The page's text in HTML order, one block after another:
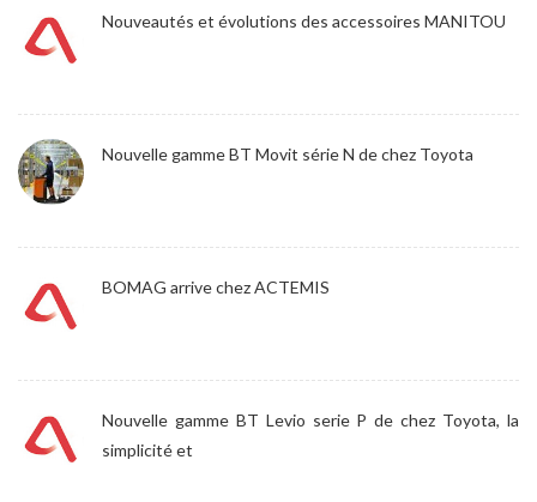
Nouveautés et évolutions des accessoires MANITOU
Nouvelle gamme BT Movit série N de chez Toyota
BOMAG arrive chez ACTEMIS
Nouvelle gamme BT Levio serie P de chez Toyota, la
simplicité et